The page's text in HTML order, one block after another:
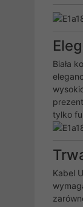
Biała
tylko
Kabel